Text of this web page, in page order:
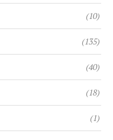
(10)
(135)
(40)
(18)
(1)